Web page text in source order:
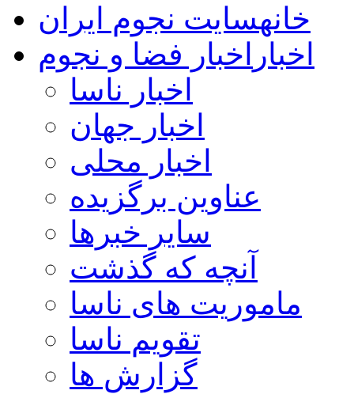
خانهسایت نجوم ایران
اخبار اخبار فضا و نجوم
اخبار ناسا
اخبار جهان
اخبار محلی
عناوین برگزیده
سایر خبرها
آنچه که گذشت
ماموریت های ناسا
تقویم ناسا
گزارش ها